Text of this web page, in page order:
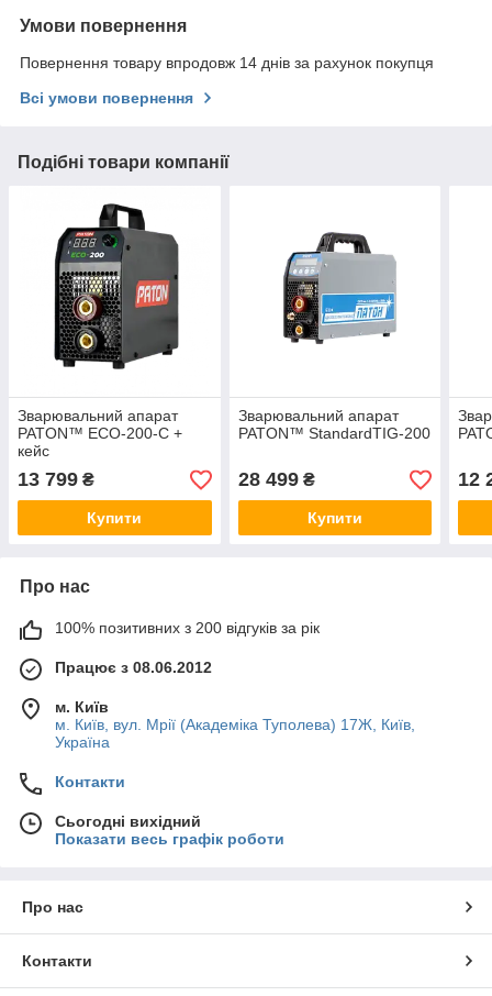
Умови повернення
Повернення товару впродовж 14 днів за рахунок покупця
Всі умови повернення
Подібні товари компанії
Зварювальний апарат
PATON™ ECO-200-С +
кейс
13 799 ₴
Купити
Зварювальний апарат
PATON™ StandardTIG-200
28 499₴
Купити
12
Про нас
100% позитивних з 200 відгуків за рік
Працює з 08.06.2012
м. Київ
м. Київ, вул. Мрії (Академіка Туполева) 17Ж, Київ,
Україна
Контакти
Сьогодні вихідний
Показати весь графік роботи
Про нас
Контакти